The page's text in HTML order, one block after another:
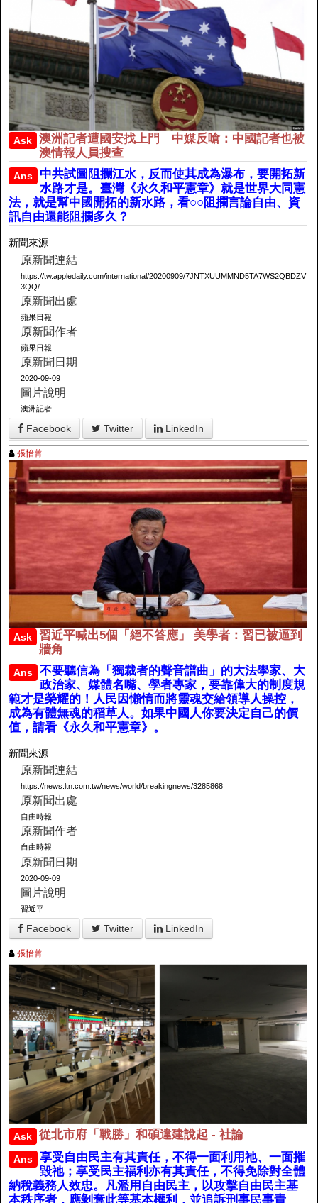
Ask
澳洲記者遭國安找上門 中媒反嗆：中國記者也被
澳情報人員搜查
Ans
中共試圖阻攔江水，反而使其成為瀑布，要開拓新
水路才是。臺灣《永久和平憲章》就是世界大同憲
法，就是幫中國開拓的新水路，看○○阻攔言論自由、資
訊自由還能阻攔多久？
新聞來源
原新聞連結
https://tw.appledaily.com/international/20200909/7JNTXUUMMND5TA7WS2QBDZV
3QQ/
原新聞出處
蘋果日報
原新聞作者
蘋果日報
原新聞日期
2020-09-09
圖片說明
澳洲記者
Facebook Twitter LinkedIn
張怡菁
Ask
習近平喊出5個「絕不答應」 美學者：習已被逼到
牆角
Ans
不要聽信為「獨裁者的聲音譜曲」的大法學家、大
政治家、媒體名嘴、學者專家，要靠偉大的制度規
範才是榮耀的！人民因懶惰而將靈魂交給領導人操控，
成為有體無魂的稻草人。如果中國人你要決定自己的價
值，請看《永久和平憲章》。
新聞來源
原新聞連結
https://news.ltn.com.tw/news/world/breakingnews/3285868
原新聞出處
自由時報
原新聞作者
自由時報
原新聞日期
2020-09-09
圖片說明
習近平
Facebook Twitter LinkedIn
張怡菁
Ask 從北市府「戰勝」和碩違建說起 - 社論
Ans
享受自由民主有其責任，不得一面利用祂、一面摧
毀祂；享受民主福利亦有其責任，不得免除對全體
納稅義務人效忠。凡濫用自由民主，以攻擊自由民主基
本秩序者，應剝奪此等基本權利，並追訴刑事民事責